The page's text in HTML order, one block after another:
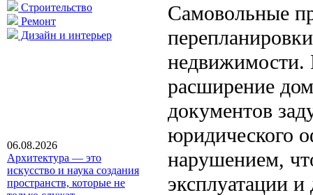
Строительство
Ремонт
Дизайн и интерьер
06.08.2026
Архитектура — это
искусство и наука создания
пространств, которые не
Самовольные
недвижимости.
расширение
документов
юридического
нарушением,
эксплуатации